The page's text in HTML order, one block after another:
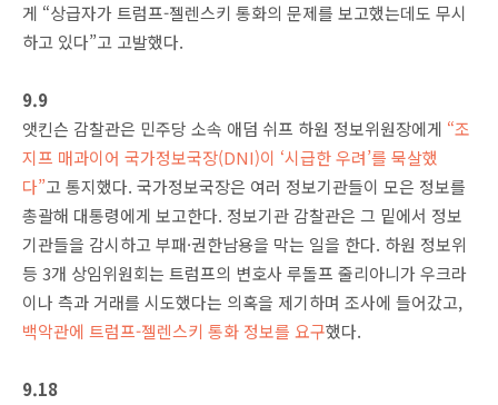
게 “상급자가 트럼프-젤렌스키 통화의 문제를 보고했는데도 무시
하고 있다”고 고발했다.
9.9
앳킨슨 감찰관은 민주당 소속 애덤 쉬프 하원 정보위원장에게 “조
지프 매과이어 국가정보국장(DNI)이 ‘시급한 우려’를 묵살했
다”고 통지했다. 국가정보국장은 여러 정보기관들이 모은 정보를
총괄해 대통령에게 보고한다. 정보기관 감찰관은 그 밑에서 정보
기관들을 감시하고 부패·권한남용을 막는 일을 한다. 하원 정보위
등 3개 상임위원회는 트럼프의 변호사 루돌프 줄리아니가 우크라
이나 측과 거래를 시도했다는 의혹을 제기하며 조사에 들어갔고,
백악관에 트럼프-젤렌스키 통화 정보를 요구했다.
9.18